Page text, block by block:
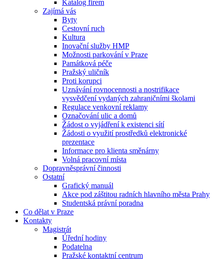
Katalog firem
Zajímá vás
Byty
Cestovní ruch
Kultura
Inovační služby HMP
Možnosti parkování v Praze
Památková péče
Pražský uličník
Proti korupci
Uznávání rovnocennosti a nostrifikace
vysvědčení vydaných zahraničními školami
Regulace venkovní reklamy
Označování ulic a domů
Žádost o vyjádření k existenci sítí
Žádosti o využití prostředků elektronické
prezentace
Informace pro klienta směnárny
Volná pracovní místa
Dopravněsprávní činnosti
Ostatní
Grafický manuál
Akce pod záštitou radních hlavního města Prahy
Studentská právní poradna
Co dělat v Praze
Kontakty
Magistrát
Úřední hodiny
Podatelna
Pražské kontaktní centrum